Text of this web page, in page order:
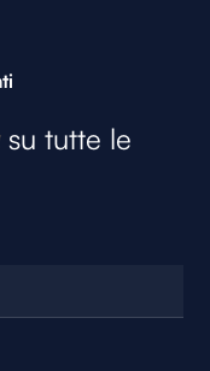
su tutte le